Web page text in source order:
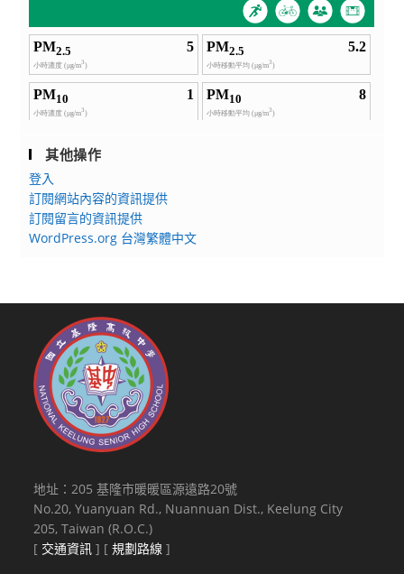
其他操作
登入
訂閱網站內容的資訊提供
訂閱留言的資訊提供
WordPress.org 台灣繁體中文
地址：205 基隆市暖暖區源遠路20號
No.20, Yuanyuan Rd., Nuannuan Dist., Keelung City
205, Taiwan (R.O.C.)
[ 交通資訊 ] [規劃路線 ]